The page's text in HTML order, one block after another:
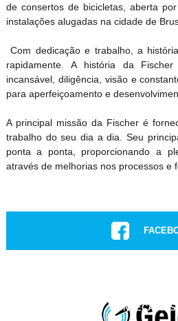
de consertos de bicicletas, aberta
instalações alugadas na cidade de
Com dedicação e trabalho, a
rapidamente. A história da
incansável, diligência, visão e
para aperfeiçoamento e
A principal missão da Fischer é
trabalho do seu dia a dia. Seu
ponta a ponta, proporcionando a
através de melhorias nos processos e
CONHEÇA